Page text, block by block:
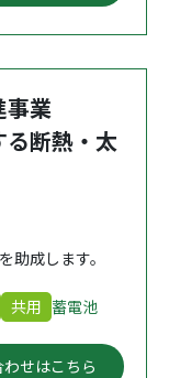
事業
る断熱・太
助成します。
共用 蓄電池
せはこちら